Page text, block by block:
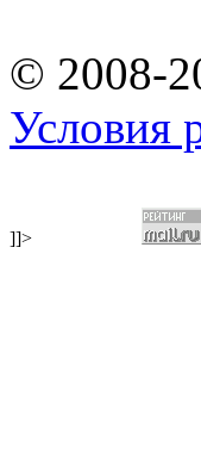
© 2008-
Условия
]]>